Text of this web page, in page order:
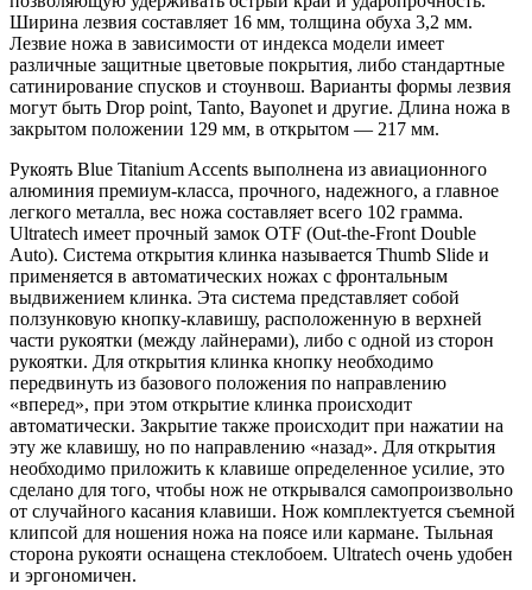
Ширина лезвия составляет 16 мм, толщина обуха 3,2 мм.
Лезвие ножа в зависимости от индекса модели имеет
различные защитные цветовые покрытия, либо стандартные
сатинирование спусков и стоунвош. Варианты формы лезвия
могут быть Drop point, Tanto, Bayonet и другие. Длина ножа в
закрытом положении 129 мм, в открытом — 217 мм.
Рукоять Blue Titanium Accents выполнена из авиационного
алюминия премиум-класса, прочного, надежного, а главное
легкого металла, вес ножа составляет всего 102 грамма.
Ultratech имеет прочный замок OTF (Out-the-Front Double
Auto). Система открытия клинка называется Thumb Slide и
применяется в автоматических ножах с фронтальным
выдвижением клинка. Эта система представляет собой
ползунковую кнопку-клавишу, расположенную в верхней
части рукоятки (между лайнерами), либо с одной из сторон
рукоятки. Для открытия клинка кнопку необходимо
передвинуть из базового положения по направлению
«вперед», при этом открытие клинка происходит
автоматически. Закрытие также происходит при нажатии на
эту же клавишу, но по направлению «назад». Для открытия
необходимо приложить к клавише определенное усилие, это
сделано для того, чтобы нож не открывался самопроизвольно
от случайного касания клавиши. Нож комплектуется съемной
клипсой для ношения ножа на поясе или кармане. Тыльная
сторона рукояти оснащена стеклобоем. Ultratech очень удобен
и эргономичен.